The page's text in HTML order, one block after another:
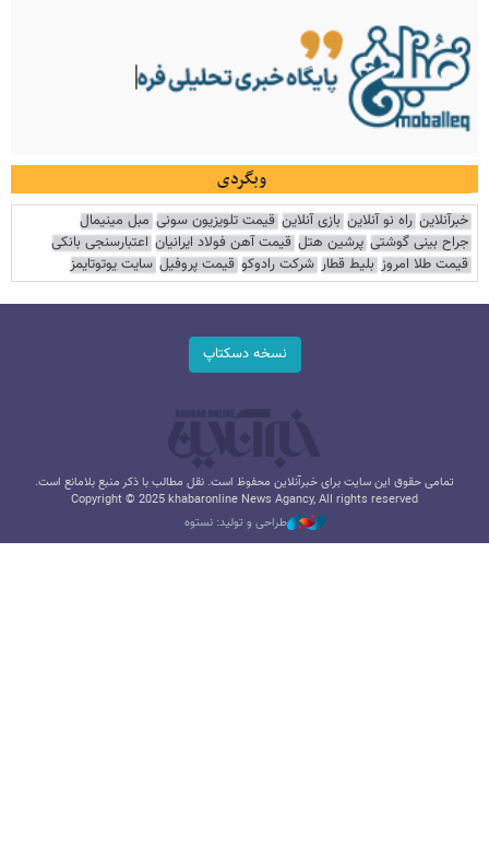
وبگردی
خبرآنلاین راه نو آنلاین بازی آنلاین قیمت تلویزیون سونی مبل مینیمال
جراح بینی گوشتی پرشین هتل قیمت آهن فولاد ایرانیان اعتبارسنجی بانکی
قیمت طلا امروز بلیط قطار شرکت رادوکو قیمت پروفیل سایت یوتوتایمز
نسخه دسکتاپ
تمامی حقوق این سایت برای خبرآنلاین محفوظ است. نقل مطالب با ذکر منبع بلامانع است.
Copyright © 2025 khabaronline News Agancy, All rights reserved
طراحی و تولید: نستوه